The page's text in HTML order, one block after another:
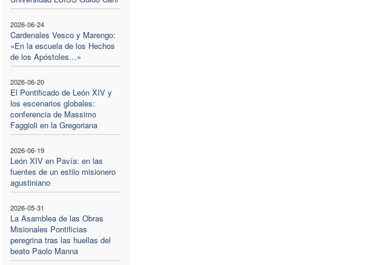
2026-06-24
Cardenales Vesco y Marengo:
«En la escuela de los Hechos
de los Apóstoles…»
2026-06-20
El Pontificado de León XIV y
los escenarios globales:
conferencia de Massimo
Faggioli en la Gregoriana
2026-06-19
León XIV en Pavía: en las
fuentes de un estilo misionero
agustiniano
2026-05-31
La Asamblea de las Obras
Misionales Pontificias
peregrina tras las huellas del
beato Paolo Manna